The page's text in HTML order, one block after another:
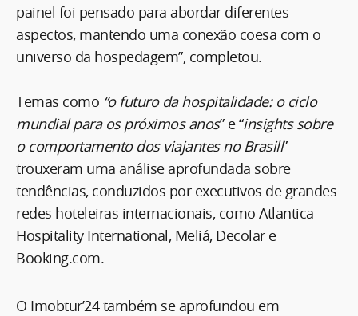
painel foi pensado para abordar diferentes
aspectos, mantendo uma conexão coesa com o
universo da hospedagem”, completou.
Temas como “o futuro da hospitalidade: o ciclo
mundial para os próximos anos” e “insights sobre
o comportamento dos viajantes no Brasill”
trouxeram uma análise aprofundada sobre
tendências, conduzidos por executivos de grandes
redes hoteleiras internacionais, como Atlantica
Hospitality International, Meliá, Decolar e
Booking.com.
O Imobtur’24 também se aprofundou em